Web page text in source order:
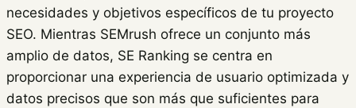
necesidades y objetivos específicos de tu proyecto
SEO. Mientras SEMrush ofrece un conjunto más
amplio de datos, SE Ranking se centra en
proporcionar una experiencia de usuario optimizada y
datos precisos que son más que suficientes para